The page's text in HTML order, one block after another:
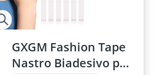
GXGM Fashion Tape
Nastro Biadesivo per